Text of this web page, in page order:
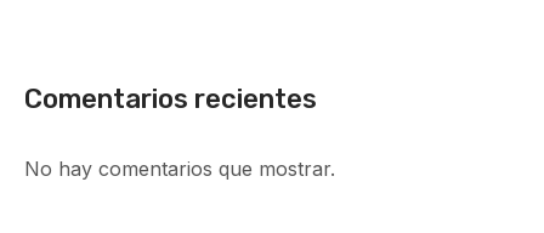
Comentarios recientes
No hay comentarios que mostrar.